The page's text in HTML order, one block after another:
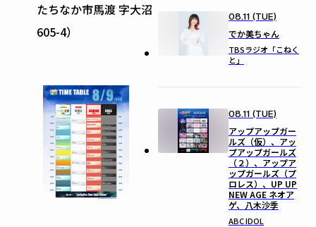
たちなか市馬渡 字大沼
605-4）
08.11 (TUE)
でか美ちゃん
TBSラジオ「こねく
と」
08.11 (TUE)
アップアップガー
ルズ（仮）、アッ
プアップガールズ
（２）、アップア
ップガールズ（プ
ロレス）、UP UP
NEW AGE ネオア
ゲ、八木沙季
ABC IDOL